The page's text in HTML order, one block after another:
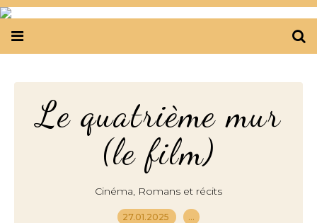
Le quatrième mur
(le film)
Cinéma, Romans et récits
27.01.2025 …